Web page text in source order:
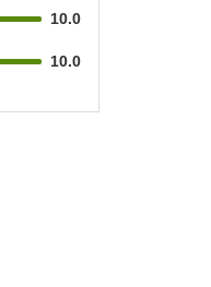
10.0
10.0